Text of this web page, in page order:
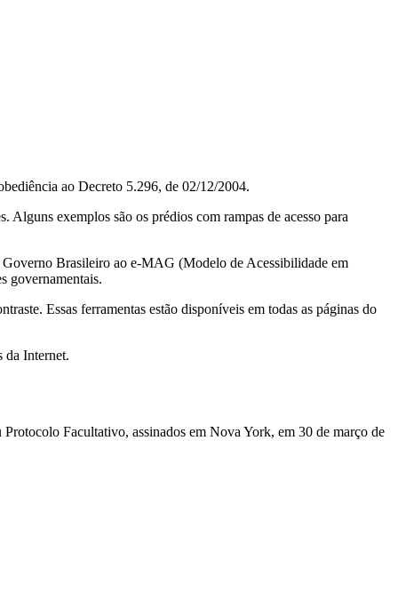
ao Decreto 5.296, de 02/12/2004.
exemplos são os prédios com rampas de acesso para
Brasileiro ao e-MAG (Modelo de Acessibilidade em
governamentais.
Essas ferramentas estão disponíveis em todas as páginas do
da Internet.
Facultativo, assinados em Nova York, em 30 de março de